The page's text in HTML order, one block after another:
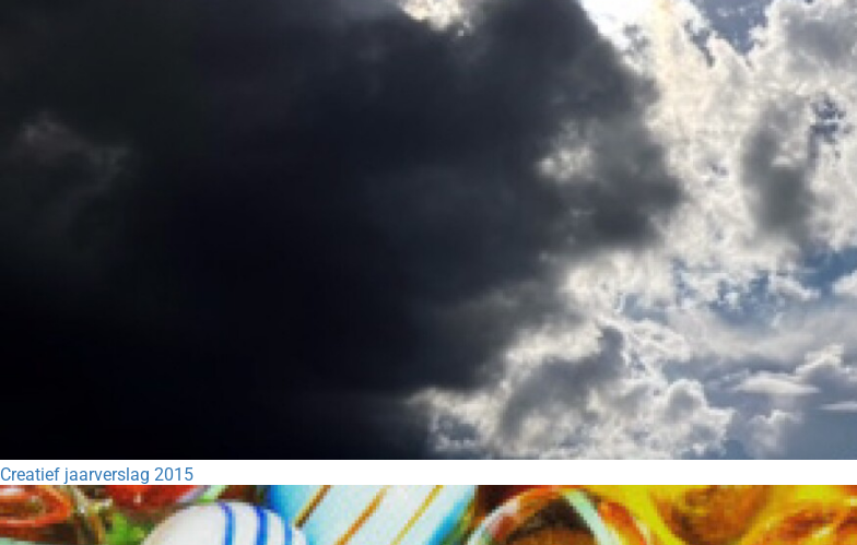
Creatief jaarverslag 2015